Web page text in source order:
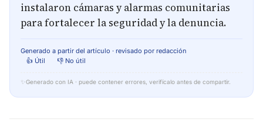
instalaron cámaras y alarmas comunitarias
para fortalecer la seguridad y la denuncia.
Generado a partir del artículo · revisado por redacción
👍 Útil
👎 No útil
✨ Generado con IA · puede contener errores, verifícalo antes de compartir.